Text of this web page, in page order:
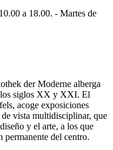
a 18.00. - Martes de
der Moderne alberga
los siglos XX y XXI. El
acoge exposiciones
vista multidisciplinar, que
y el arte, a los que
permanente del centro.